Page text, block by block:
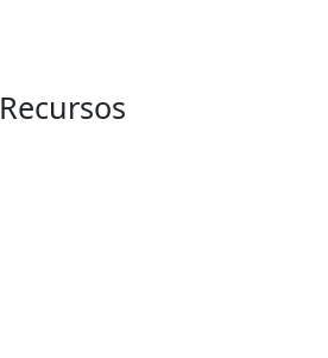
Recursos